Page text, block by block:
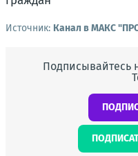
Источник: Канал в МАКС
Подписывайтесь